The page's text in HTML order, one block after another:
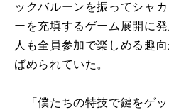
ックバルーンを振ってシャ
ーを充填するゲーム展開に
人も全員参加で楽しめる趣
ばめられていた。
「僕たちの特技で鍵をゲ